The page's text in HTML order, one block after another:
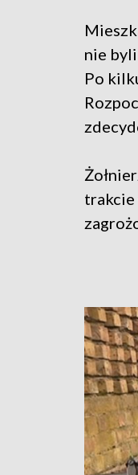
nie
Po
trakcie